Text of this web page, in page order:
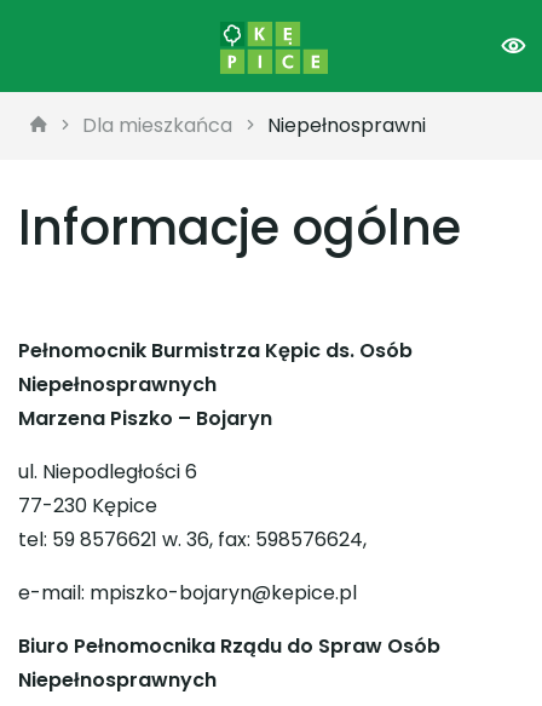
Dla mieszkańca Niepełnosprawni
Informacje ogólne
Pełnomocnik Burmistrza Kępic ds. Osób
Niepełnosprawnych
Marzena Piszko – Bojaryn
ul. Niepodległości 6
77-230 Kępice
tel: 59 8576621 w. 36, fax: 598576624,
e-mail: mpiszko-bojaryn@kepice.pl
Biuro Pełnomocnika Rządu do Spraw Osób
Niepełnosprawnych